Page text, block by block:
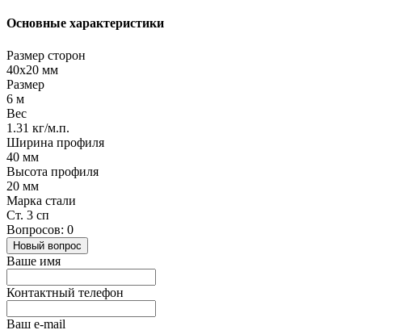
Основные характеристики
Размер сторон
40х20 мм
Размер
6 м
Вес
1.31 кг/м.п.
Ширина профиля
40 мм
Высота профиля
20 мм
Марка стали
Ст. 3 сп
Вопросов: 0
Новый вопрос
Ваше имя
Контактный телефон
Ваш e-mail